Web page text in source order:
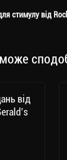
Li ли
стимулу від
від